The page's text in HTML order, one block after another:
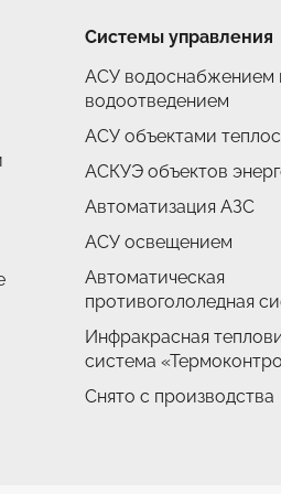
Системы управления
АСУ водоснабжением
водоотведением
АСУ объектами
АСКУЭ объектов
Автоматизация АЗС
АСУ освещением
Автоматическая
противогололедная
Инфракрасная
система
Снято с производства